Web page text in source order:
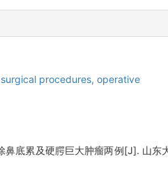
procedures, operative
底累及硬腭巨大肿瘤两例[J]. 山东